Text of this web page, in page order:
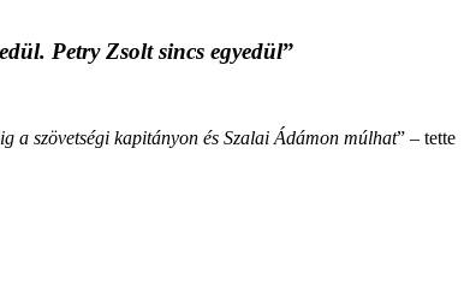
Petry Zsolt sincs egyedül”
a szövetségi kapitányon és Szalai Ádámon múlhat” – tette